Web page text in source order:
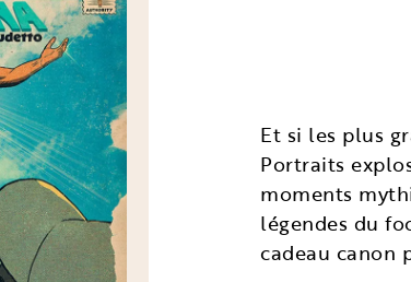
Et si les plus
Portraits
moments
légendes du
cadeau canon